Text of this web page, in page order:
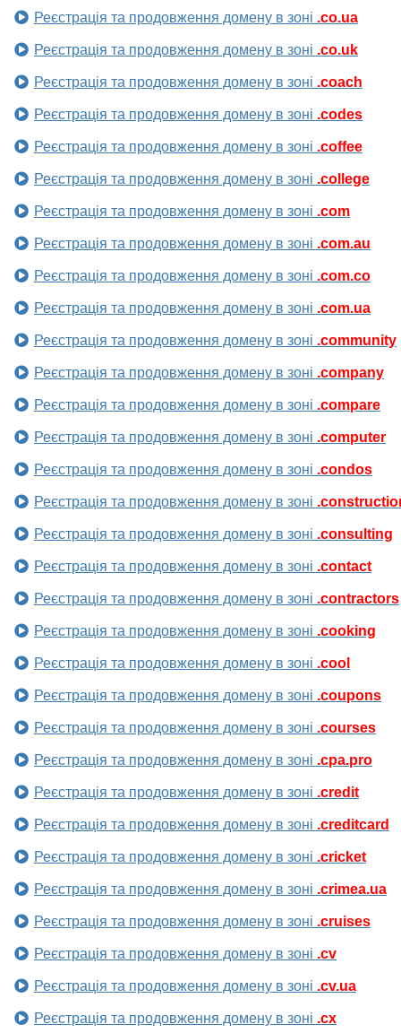
Реєстрація та продовження домену в зоні .co.ua
Реєстрація та продовження домену в зоні .co.uk
Реєстрація та продовження домену в зоні .coach
Реєстрація та продовження домену в зоні .codes
Реєстрація та продовження домену в зоні .coffee
Реєстрація та продовження домену в зоні .college
Реєстрація та продовження домену в зоні .com
Реєстрація та продовження домену в зоні .com.au
Реєстрація та продовження домену в зоні .com.co
Реєстрація та продовження домену в зоні .com.ua
Реєстрація та продовження домену в зоні .community
Реєстрація та продовження домену в зоні .company
Реєстрація та продовження домену в зоні .compare
Реєстрація та продовження домену в зоні .computer
Реєстрація та продовження домену в зоні .condos
Реєстрація та продовження домену в зоні
Реєстрація та продовження домену в зоні .consulting
Реєстрація та продовження домену в зоні .contact
Реєстрація та продовження домену в зоні .contractors
Реєстрація та продовження домену в зоні .cooking
Реєстрація та продовження домену в зоні .cool
Реєстрація та продовження домену в зоні .coupons
Реєстрація та продовження домену в зоні .courses
Реєстрація та продовження домену в зоні .cpa.pro
Реєстрація та продовження домену в зоні .credit
Реєстрація та продовження домену в зоні .creditcard
Реєстрація та продовження домену в зоні .cricket
Реєстрація та продовження домену в зоні .crimea.ua
Реєстрація та продовження домену в зоні .cruises
Реєстрація та продовження домену в зоні .cv
Реєстрація та продовження домену в зоні .cv.ua
Реєстрація та продовження домену в зоні .cx